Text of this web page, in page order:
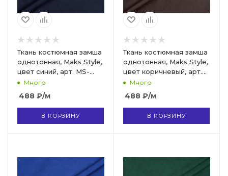
Ткань костюмная замша
однотонная, Maks Style,
цвет синий, арт. MS-
3248 D-10
Много
488 ₽/м
В КОРЗИНУ
Ткань костюмная замша
однотонная, Maks Style,
цвет коричневый, арт.
MS- 3248 D-11
Много
488 ₽/м
В КОРЗИНУ